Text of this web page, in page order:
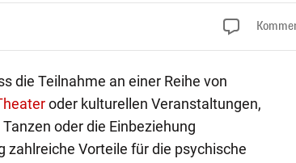
die Teilnahme an einer Reihe von
oder kulturellen Veranstaltungen,
oder die Einbeziehung
Vorteile für die psychische